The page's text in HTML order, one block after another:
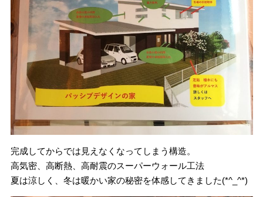
完成してからでは見えなくなってしまう構造。
高気密、高断熱、高耐震のスーパーウォール工法
夏は涼しく、冬は暖かい家の秘密を体感してきました(*^_^*)